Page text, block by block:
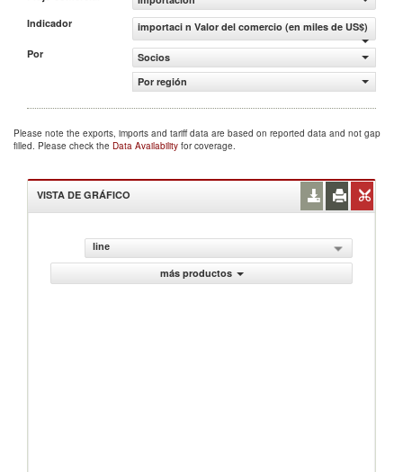
Indicador
importaci n Valor del comercio (en miles de US$)
Por
Socios
Por región
Please note the exports, imports and tariff data are based on reported data and not gap
filled. Please check the Data Availability for coverage.
VISTA DE GRÁFICO
line
más productos